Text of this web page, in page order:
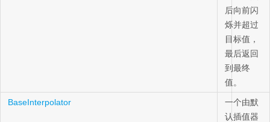
后向前闪
烁并超过
目标值，
最后返回
到最终
值。
BaseInterpolator
一个由默
认插值器